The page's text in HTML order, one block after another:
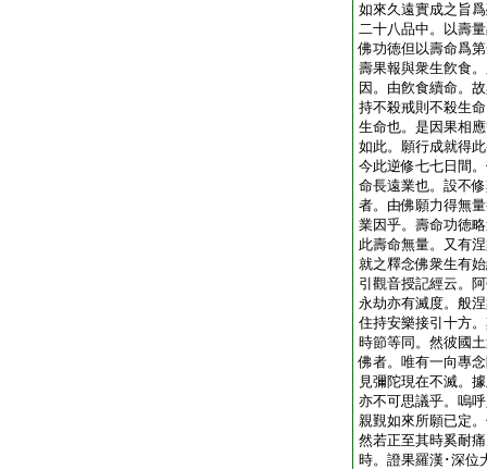
如來久遠實成之旨
二十八品中。以壽
佛功徳但以壽命爲
壽果報與衆生飮食
因。由飮食續命。
持不殺戒則不殺生
生命也。是因果相
如此。願行成就得
今此逆修七七日間
命長遠業也。設不
者。由佛願力得無
業因乎。壽命功徳
此壽命無量。又有
就之釋念佛衆生有
引觀音授記經云。
永劫亦有滅度。般
住持安樂接引十方
時節等同。然彼國
佛者。唯有一向專
見彌陀現在不滅。
亦不可思議乎。嗚
親覲如來所願已定
然若正至其時奚耐
時。證果羅漢･深位